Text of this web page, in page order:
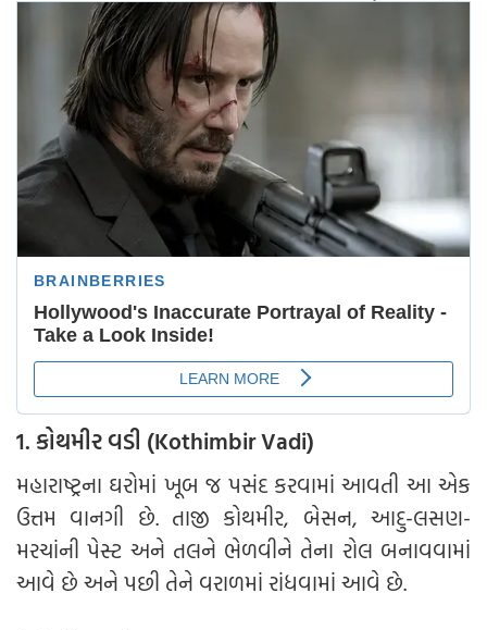
1. કોથમીર વડી (Kothimbir Vadi)
મહારાષ્ટ્રના ઘરોમાં ખૂબ જ પસંદ કરવામાં આવતી આ એક
ઉત્તમ વાનગી છે. તાજી કોથમીર, બેસન, આદુ-લસણ-
મરચાંની પેસ્ટ અને તલને ભેળવીને તેના રોલ બનાવવામાં
આવે છે અને પછી તેને વરાળમાં રાંધવામાં આવે છે.